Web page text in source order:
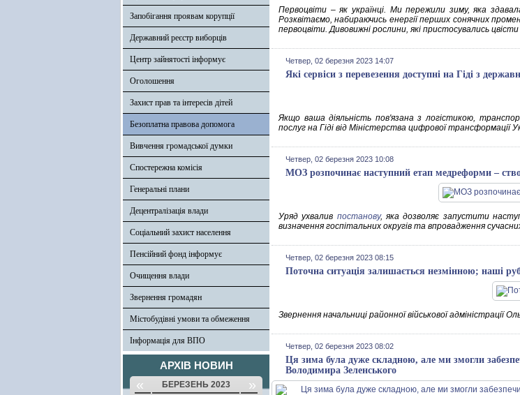
Запобігання проявам корупції
Державний реєстр виборців
Центр зайнятості інформує
Оголошення
Захист прав та інтересів дітей
Безоплатна правова допомога
Вивчення громадської думки
Спостережна комісія
Генеральні плани
Децентралізація влади
Соціальний захист населення
Пенсійний фонд інформує
Очищення влади
Звернення громадян
Містобудівні умови та обмеження
Інформація для ВПО
АРХІВ НОВИН
« БЕРЕЗЕНЬ 2023 »
Первоцвіти – як українці. Ми пережили зиму, яка
Розквітаємо, набираючись енергії перших сонячних
первоцвіти. Дивовижні рослини, які пристосувались
Четвер, 02 березня 2023 14:07
Які сервіси з перевезення доступні на Гіді з
Якщо ваша діяльність пов'язана з логістикою,
послуг на Гіді від Міністерства цифрової трансформації
Четвер, 02 березня 2023 10:08
МОЗ розпочинає наступний етап медреформи –
Уряд ухвалив постанову, яка дозволяє запустити
визначення госпітальних округів та впровадження
Четвер, 02 березня 2023 08:15
Поточна ситуація залишається незмінною; наші
Звернення начальниці районної військової адміністрації
Четвер, 02 березня 2023 08:02
Ця зима була дуже складною, але ми змогли
Володимира Зеленського